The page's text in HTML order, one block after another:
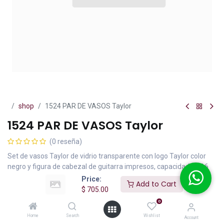
Price:
$ 705.00
Add to Cart
Home Search
0
Wishlist Account
shop 1524 PAR DE VASOS Taylor
1524 PAR DE VASOS Taylor
(0 reseña)
Set de vasos Taylor de vidrio transparente con logo Taylor color
negro y figura de cabezal de guitarra impresos, capacidad de 16